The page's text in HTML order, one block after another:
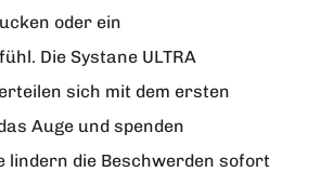
oder ein
Die Systane ULTRA
sich mit dem ersten
Auge und spenden
lindern die Beschwerden sofort